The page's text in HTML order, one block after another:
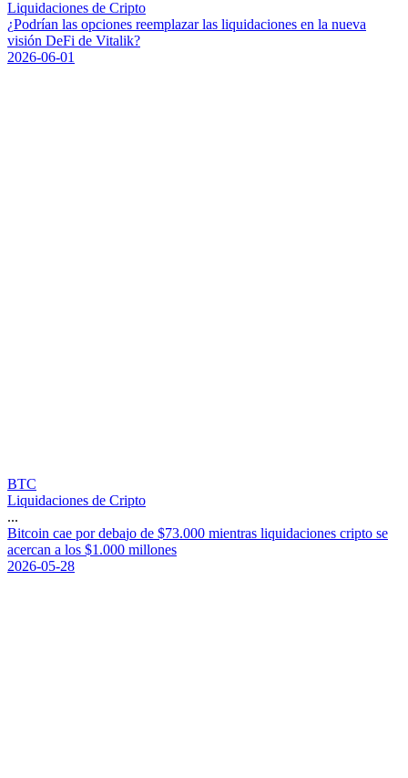
Liquidaciones de Cripto
¿Podrían las opciones reemplazar las liquidaciones en la nueva
visión DeFi de Vitalik?
2026-06-01
BTC
Liquidaciones de Cripto
...
Bitcoin cae por debajo de $73.000 mientras liquidaciones cripto se
acercan a los $1 .000 millones
2026-05-28